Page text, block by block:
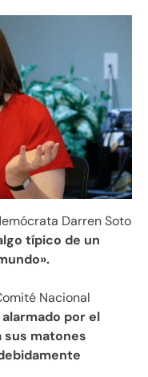
Darren Soto
típico de un
Nacional
alarmado por el
sus matones